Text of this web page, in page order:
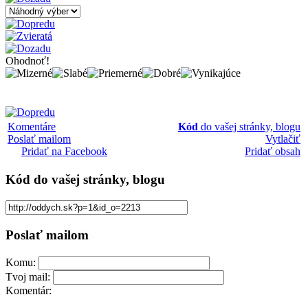
Ohodnoť!
Komentáre
Poslať mailom
Pridať na Facebook
Kód do vašej stránky, blogu
Vytlačiť
Pridať obsah
Kód do vašej stránky, blogu
Poslať mailom
Komu:
Tvoj mail:
Komentár: